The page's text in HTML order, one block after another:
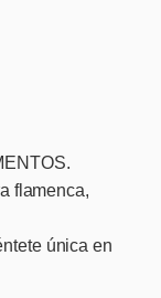
flamenca,
única en